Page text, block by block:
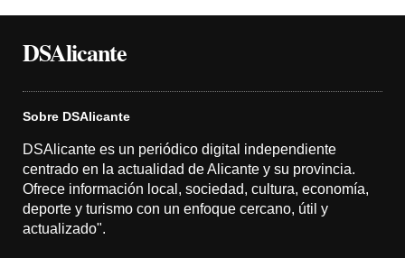
DSAlicante
Sobre DSAlicante
DSAlicante es un periódico digital independiente
centrado en la actualidad de Alicante y su provincia.
Ofrece información local, sociedad, cultura, economía,
deporte y turismo con un enfoque cercano, útil y
actualizado".